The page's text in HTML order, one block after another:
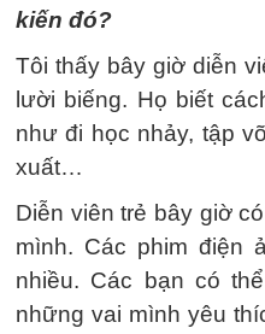
kiến đó?
Tôi thấy bây giờ diễn
lười biếng. Họ biết
như đi học nhảy, tập
xuất…
Diễn viên trẻ bây giờ
mình. Các phim điện
nhiều. Các bạn có
những vai mình yêu